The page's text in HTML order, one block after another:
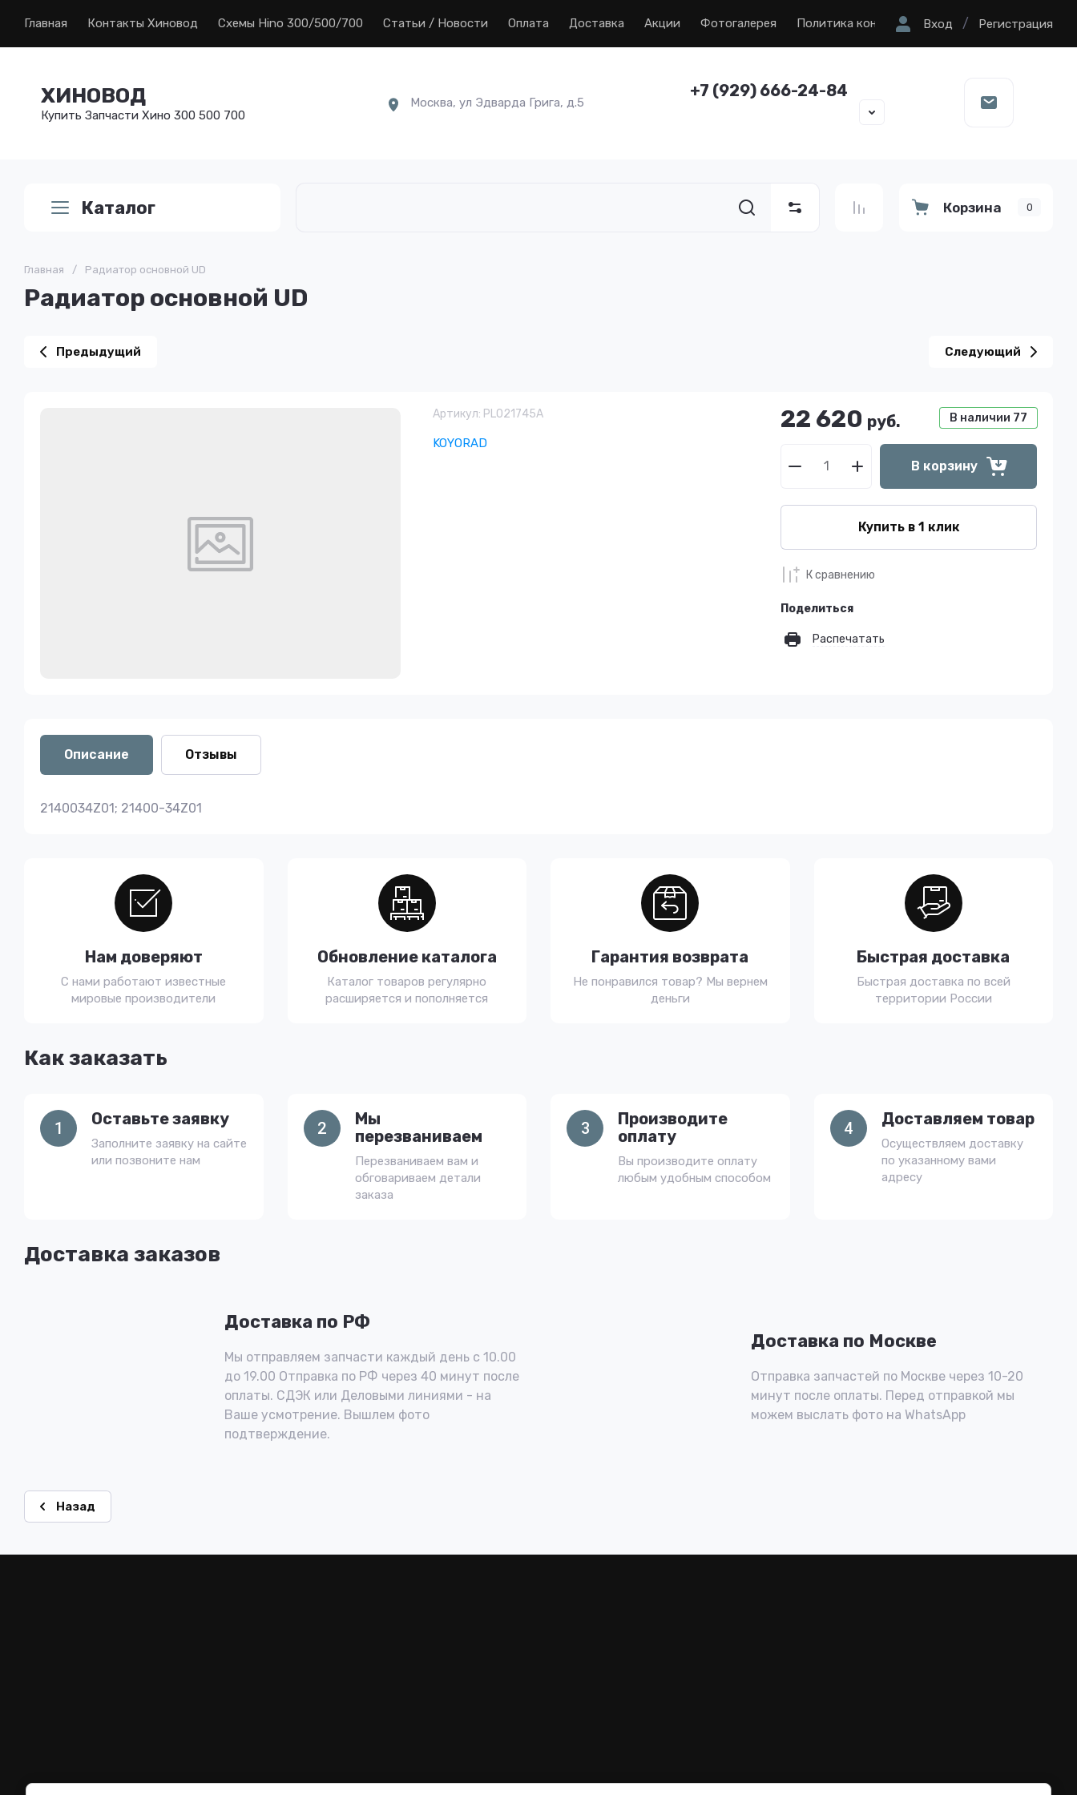
Главная Контакты Хиновод Схемы Hino 300/500/700 Статьи / Новости Оплата Доставка Акции Фотогалерея Политика конфиденциальности
Вход / Регистрация
ХИНОВОД
Купить Запчасти Хино 300 500 700
Москва, ул Эдварда Грига, д.5
+7 (929) 666-24-84
Каталог Корзина 0
Главная / Радиатор основной UD
Радиатор основной UD
Предыдущий Следующий
Артикул: PL021745A
KOYORAD
В наличии 77
22 620 руб.
В корзину
Купить в 1 клик
К сравнению
Поделиться
Распечатать
Описание Отзывы
2140034Z01; 21400-34Z01
Доставка заказов
Доставка по РФ
Мы отправляем запчасти каждый день с 10.00
до 19.00 Отправка по РФ через 40 минут после
оплаты. СДЭК или Деловыми линиями - на
Ваше усмотрение. Вышлем фото
подтверждение.
Доставка по Москве
Отправка запчастей по Москве через 10-20
минут после оплаты. Перед отправкой мы
можем выслать фото на WhatsApp
Как заказать
1 Оставьте заявку
Заполните заявку на сайте
или позвоните нам
2
Мы
перезваниваем
Перезваниваем вам и
обговариваем детали
заказа
3
Производите
оплату
Вы производите оплату
любым удобным способом
4 Доставляем товар
Осуществляем доставку
по указанному вами
адресу
Нам доверяют
С нами работают известные
мировые производители
Обновление каталога
Каталог товаров регулярно
расширяется и пополняется
Гарантия возврата
Не понравился товар? Мы вернем
деньги
Быстрая доставка
Быстрая доставка по всей
территории России
Назад